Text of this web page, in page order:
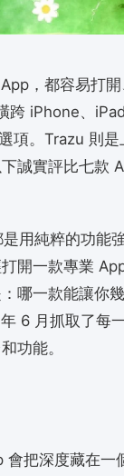
，都容易打
iPhone、
項。Trazu 則
誠實評比七款
用純粹的功能
開一款專業
哪一款能讓你
6 月抓取了每
功能。
把深度藏在一